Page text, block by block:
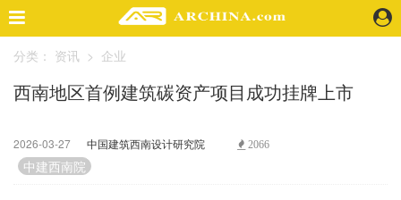
精选案例
建 筑
室 内
视 频
分类： 资讯 > 企业
西南地区首例建筑碳资产项目成功挂牌上市
2026-03-27 中国建筑西南设计研究院 2066
中建西南院